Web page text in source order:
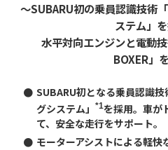
～SUBARU初の乗員認識技術
ステム」を
水平対向エンジンと電動
BOXER」
● SUBARU初となる乗員認識
グシステム」
*1を採用。車が
て、安全な走行をサポート。
● モーターアシストによる軽快